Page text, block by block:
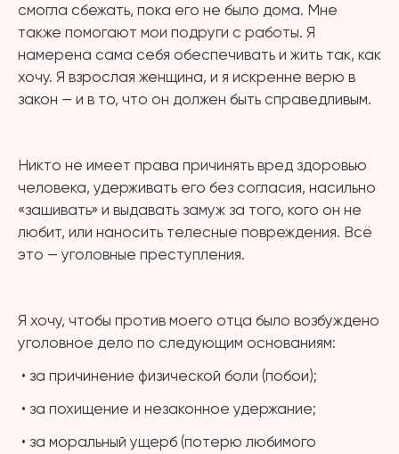
смогла сбежать, пока его не было дома. Мне
также помогают мои подруги с работы. Я
намерена сама себя обеспечивать и жить так, как
хочу. Я взрослая женщина, и я искренне верю в
закон — и в то, что он должен быть справедливым.
Никто не имеет права причинять вред здоровью
человека, удерживать его без согласия, насильно
«зашивать» и выдавать замуж за того, кого он не
любит, или наносить телесные повреждения. Всё
это — уголовные преступления.
Я хочу, чтобы против моего отца было возбуждено
уголовное дело по следующим основаниям:
• за причинение физической боли (побои);
• за похищение и незаконное удержание;
• за моральный ущерб (потерю любимого